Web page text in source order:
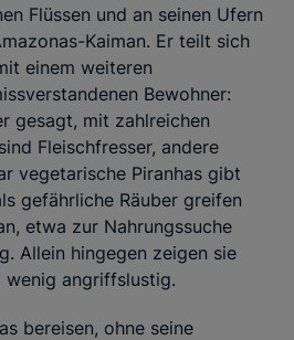
Flüssen und an seinen Ufern
Kaiman. Er teilt sich
einem weiteren
Bewohner:
gesagt, mit zahlreichen
Fleischfresser, andere
vegetarische Piranhas gibt
gefährliche Räuber greifen
etwa zur Nahrungssuche
Allein hingegen zeigen sie
wenig angriffslustig.
bereisen, ohne seine